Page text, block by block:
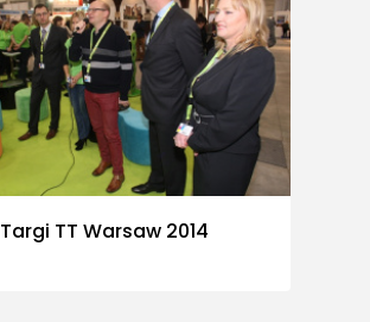
Targi TT Warsaw 2014